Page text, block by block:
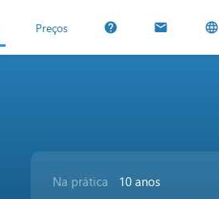
Preços help mail language
Na prática
10 anos